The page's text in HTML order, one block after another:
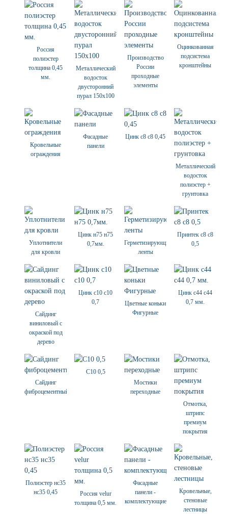
Россия
полиэстер
толщина 0,45
мм.
Металлический
водосток
двусторонний
пурал 150х100
Производство
России
проходные
элементы
Оцинкованная
подсистема
кронштейны
Кровельные
ограждения
Фасадные
панели
Цинк с8 с8 0,45
Металлический
водосток
полиэстер +
грунтовка
Уплотнители
для кровли
Цинк н75 н75
0,7мм.
Герметизирующие
ленты
Принтек с8 с8
0,5
Сайдинг
виниловый с
окраской под
дерево
Цинк с10 с10
0,7
Цветные коньки
Фигурные
Цинк c44 c44
0,7 мм.
Сайдинг
фиброцементный
С10 0,5
Мостики
переходные
Отмотка,
штрипс
премиум
покрытия
Полиэстер нс35
нс35 0,45
Россия velur
толщина 0,5 мм.
Фасадные
панели -
комплектующие
Кровельные,
стеновые
лестницы